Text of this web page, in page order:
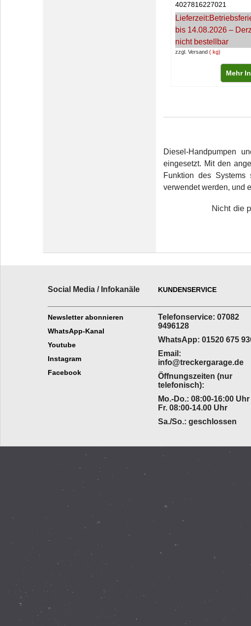
zzgl. Versand kg
4027816227021
Lieferzeit:
bis 14.08.2026 –
nicht bestellbar
Mehr
Diesel-Handpumpen
eingesetzt. Mit den
Funktion des Systems
verwendet werden, und
Nicht die
Social Media / Infokanäle
Newsletter abonnieren
WhatsApp-Kanal
Youtube
Instagram
Facebook
KUNDENSERVICE
Telefonservice: 07082
9496128
WhatsApp: 01520 675
Email:
info@treckergarage.de
Öffnungszeiten (nur
telefonisch):
Mo.-Do.: 08:00-16:00 Uhr I
Fr. 08:00-14.00 Uhr
Sa./So.: geschlossen